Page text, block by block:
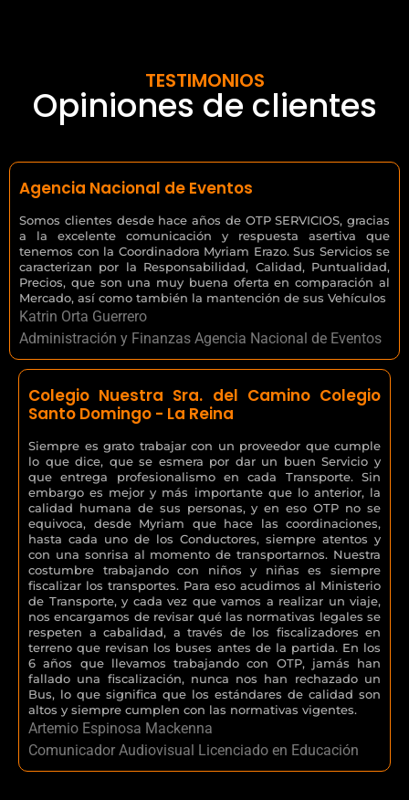
TESTIMONIOS
Opiniones de clientes
Agencia Nacional de Eventos
Somos clientes desde hace años de OTP SERVICIOS, gracias
a la excelente comunicación y respuesta asertiva que
tenemos con la Coordinadora Myriam Erazo. Sus Servicios se
caracterizan por la Responsabilidad, Calidad, Puntualidad,
Precios, que son una muy buena oferta en comparación al
Mercado, así como también la mantención de sus Vehículos
Katrin Orta Guerrero
Administración y Finanzas Agencia Nacional de Eventos
Colegio Nuestra Sra. del Camino Colegio
Santo Domingo - La Reina
Siempre es grato trabajar con un proveedor que cumple
lo que dice, que se esmera por dar un buen Servicio y
que entrega profesionalismo en cada Transporte. Sin
embargo es mejor y más importante que lo anterior, la
calidad humana de sus personas, y en eso OTP no se
equivoca, desde Myriam que hace las coordinaciones,
hasta cada uno de los Conductores, siempre atentos y
con una sonrisa al momento de transportarnos. Nuestra
costumbre trabajando con niños y niñas es siempre
fiscalizar los transportes. Para eso acudimos al Ministerio
de Transporte, y cada vez que vamos a realizar un viaje,
nos encargamos de revisar qué las normativas legales se
respeten a cabalidad, a través de los fiscalizadores en
terreno que revisan los buses antes de la partida. En los
6 años que llevamos trabajando con OTP, jamás han
fallado una fiscalización, nunca nos han rechazado un
Bus, lo que significa que los estándares de calidad son
altos y siempre cumplen con las normativas vigentes.
Artemio Espinosa Mackenna
Comunicador Audiovisual Licenciado en Educación